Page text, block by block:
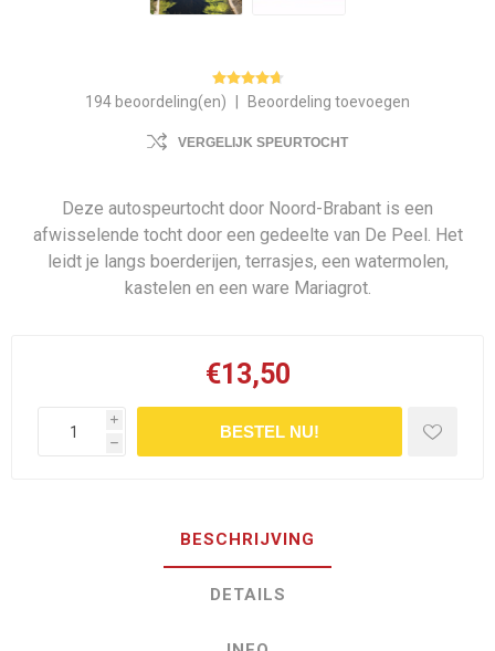
194 beoordeling(en) Beoordeling toevoegen
VERGELIJK SPEURTOCHT
Deze autospeurtocht door Noord-Brabant is een
afwisselende tocht door een gedeelte van De Peel. Het
leidt je langs boerderijen, terrasjes, een watermolen,
kastelen en een ware Mariagrot.
€13,50
i
h
BESTEL NU!
BESCHRIJVING
DETAILS